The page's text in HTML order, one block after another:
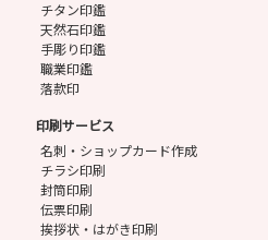
チタン印鑑
天然石印鑑
手彫り印鑑
職業印鑑
落款印
印刷サービス
名刺・ショップカード作成
チラシ印刷
封筒印刷
伝票印刷
挨拶状・はがき印刷